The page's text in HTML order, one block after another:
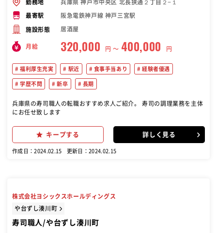
勤務地 兵庫県 神戸市中央区 北長狭通２丁目２−１
最寄駅 阪急電鉄神戸線 神戸三宮駅
施設形態 居酒屋
月給 320,000 円 〜 400,000 円
福利厚生充実 駅近 食事手当あり 経験者優遇
学歴不問 新卒 長期
兵庫県の寿司職人の転職おすすめ求人ご紹介。 寿司の調理業務を主体
にお任せ致します
キープする 詳しく見る
作成日：2024.02.15 更新日：2024.02.15
株式会社ヨシックスホールディングス
や台ずし湊川町
寿司職人/や台ずし湊川町